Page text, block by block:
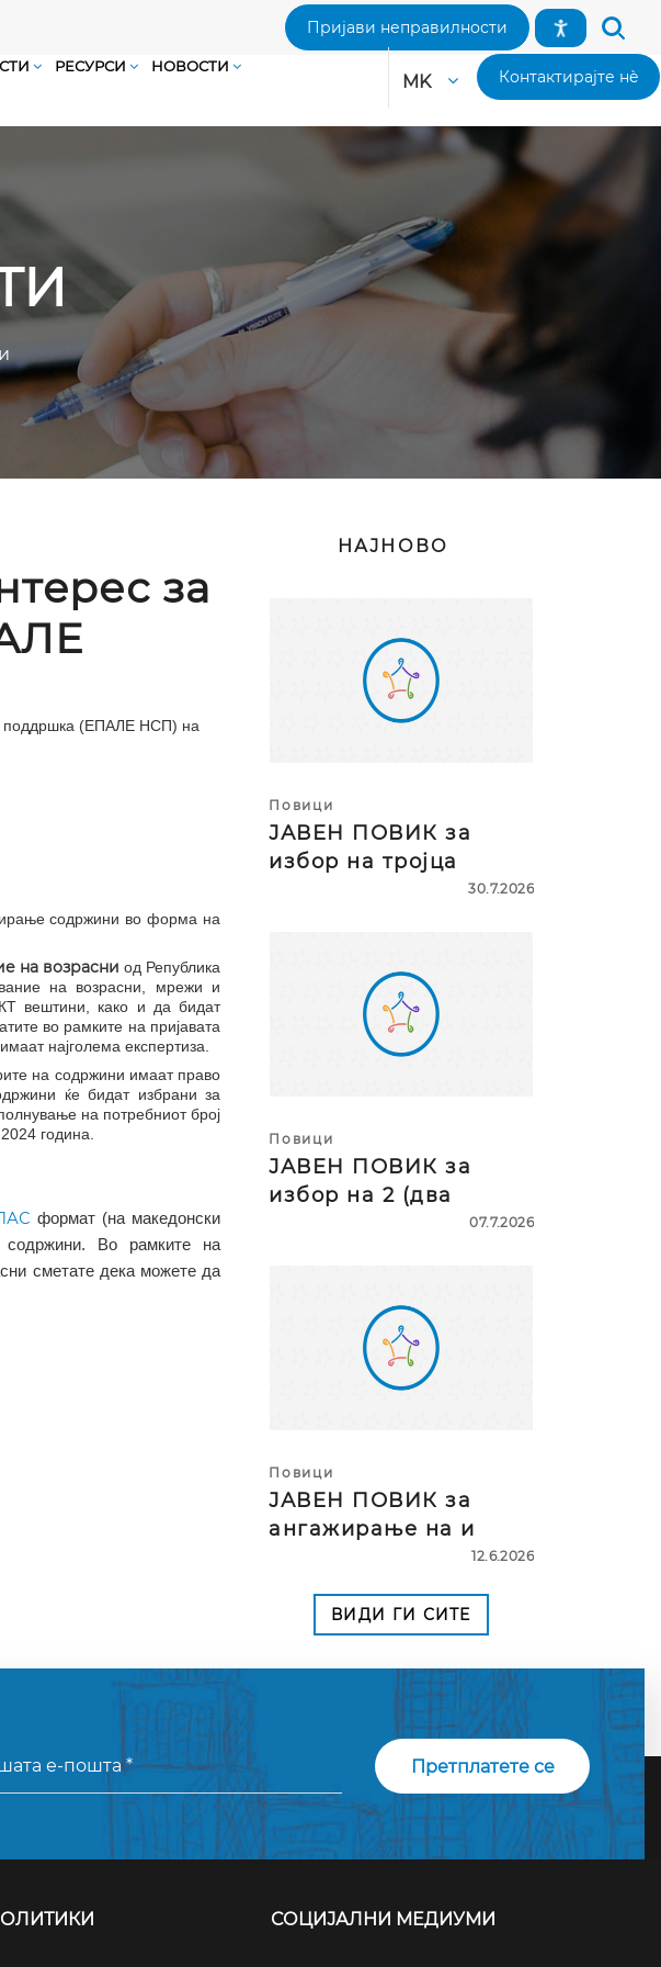
Пријави неправилности
РЕСУРСИ НОВОСТИ
MK Контактирајте нè
за
поддршка (ЕПАЛЕ НСП) на
содржини во форма на
на возрасни од Република
на возрасни, мрежи и
вештини, како и да бидат
во рамките на пријавата
најголема експертиза.
на содржини имаат право
ќе бидат избрани за
на потребниот број
година.
формат (на македонски
Во рамките на
сметате дека можете да
НАЈНОВО
Повици
ЈАВЕН ПОВИК за
избор на тројца
30.7.2026
Повици
ЈАВЕН ПОВИК за
избор на 2 (два
07.7.2026
Повици
ЈАВЕН ПОВИК за
ангажирање на и
12.6.2026
ВИДИ ГИ СИТЕ
СОЦИЈАЛНИ МЕДИУМИ